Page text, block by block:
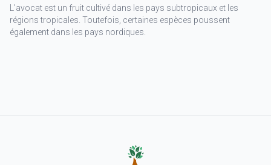
L’avocat est un fruit cultivé dans les pays subtropicaux et les
régions tropicales. Toutefois, certaines espèces poussent
également dans les pays nordiques.